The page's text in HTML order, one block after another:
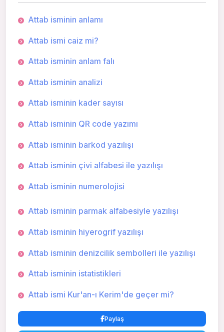
Attab isminin anlamı
Attab ismi caiz mi?
Attab isminin anlam falı
Attab isminin analizi
Attab isminin kader sayısı
Attab isminin QR code yazımı
Attab isminin barkod yazılışı
Attab isminin çivi alfabesi ile yazılışı
Attab isminin numerolojisi
Attab isminin parmak alfabesiyle yazılışı
Attab isminin hiyerogrif yazılışı
Attab isminin denizcilik sembolleri ile yazılışı
Attab isminin istatistikleri
Attab ismi Kur'an-ı Kerim'de geçer mi?
Paylaş